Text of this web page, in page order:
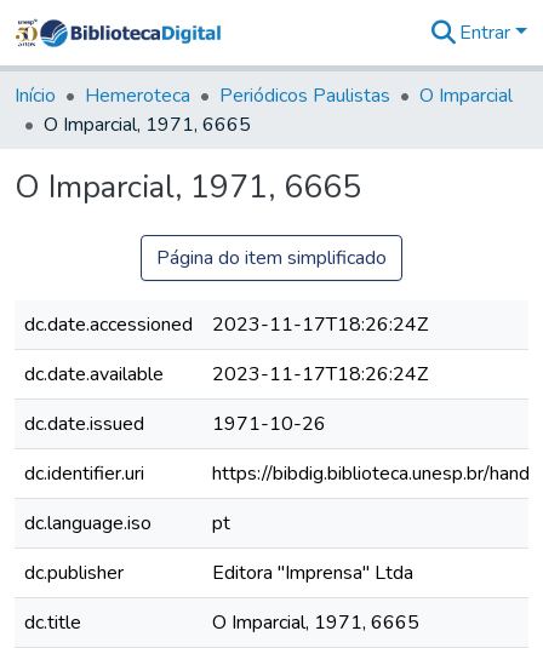
&
Coleções
Tudo na
Digital
Entrar
Início Hemeroteca Periódicos Paulistas
O Imparcial
O Imparcial, 1971, 6665
O Imparcial, 1971, 6665
Página do item simplificado
dc.date.accessioned
2023-11-17T18:26:24Z
dc.date.available
2023-11-17T18:26:24Z
dc.date.issued
1971-10-26
dc.identifier.uri
https://bibdig.biblioteca.unesp.br/
dc.language.iso
pt
dc.publisher
Editora "Imprensa" Ltda
dc.title
O Imparcial, 1971, 6665